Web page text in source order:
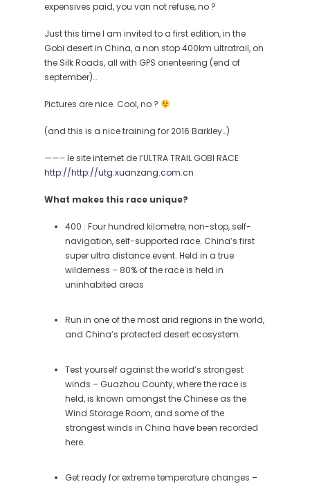
expensives paid, you van not refuse, no ?
Just this time I am invited to a first edition, in the
Gobi desert in China, a non stop 400km ultratrail, on
the Silk Roads, all with GPS orienteering (end of
september)…
Pictures are nice. Cool, no ?
(and this is a nice training for 2016 Barkley…)
——– le site internet de l’ULTRA TRAIL GOBI RACE
http://http://utg.xuanzang.com.cn
What makes this race unique?
400 : Four hundred kilometre, non-stop, self-
navigation, self-supported race. China’s first
super ultra distance event. Held in a true
wilderness – 80% of the race is held in
uninhabited areas
Run in one of the most arid regions in the world,
and China’s protected desert ecosystem.
Test yourself against the world’s strongest
winds – Guazhou County, where the race is
held, is known amongst the Chinese as the
Wind Storage Room, and some of the
strongest winds in China have been recorded
here.
Get ready for extreme temperature changes –